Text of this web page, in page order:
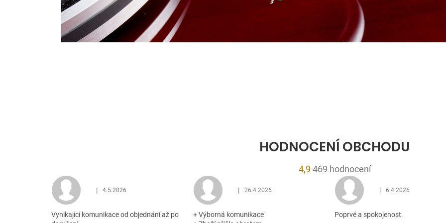
HODNOCENÍ OBCHODU
4,9 Průměrné
hodnocení
obchodu
469 hodnocení
Hodnocení obchodu je 5 z 5 hvězdiček.
| 4.5.2026
Vynikající komunikace od objednání až po
Hodnocení obchodu je 5 z 5 hvězdiček.
| 26.4.2026
+ Výborná komunikace
Hodnocení obchodu je
| 6.4.2026
Poprvé a spokojenost.